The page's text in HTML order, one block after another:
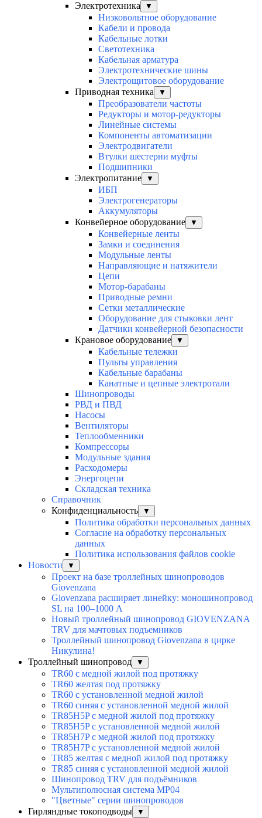
Электротехника ▼
Низковольтное оборудование
Кабели и провода
Кабельные лотки
Светотехника
Кабельная арматура
Электротехнические шины
Электрощитовое оборудование
Приводная техника
▼
Преобразователи частоты
Редукторы и мотор-редукторы
Линейные системы
Компоненты автоматизации
Электродвигатели
Втулки шестерни муфты
Подшипники
Электропитание
▼
ИБП
Электрогенераторы
Аккумуляторы
Конвейерное оборудование
▼
Конвейерные ленты
Замки и соединения
Модульные ленты
Направляющие и натяжители
Цепи
Мотор-барабаны
Приводные ремни
Сетки металлические
Оборудование для стыковки лент
Датчики конвейерной безопасности
Крановое оборудование
▼
Кабельные тележки
Пульты управления
Кабельные барабаны
Канатные и цепные электротали
Шинопроводы
РВД и ПВД
Насосы
Вентиляторы
Теплообменники
Компрессоры
Модульные здания
Расходомеры
Энергоцепи
Складская техника
Справочник
Конфиденциальность
▼
Политика обработки персональных данных
Согласие на обработку персональных
данных
Политика использования файлов cookie
Новости
▼
Проект на базе троллейных шинопроводов
Giovenzana
Giovenzana расширяет линейку: моношинопровод
SL на 100–1000 А
Новый троллейный шинопровод GIOVENZANA
TRV для мачтовых подъемников
Троллейный шинопровод Giovenzana в цирке
Никулина!
Троллейный шинопровод
▼
TR60 с медной жилой под протяжку
TR60 желтая под протяжку
TR60 с установленной медной жилой
TR60 синяя с установленной медной жилой
TR85H5P с медной жилой под протяжку
TR85H5P с установленной медной жилой
TR85H7P с медной жилой под протяжку
TR85H7P с установленной медной жилой
TR85 желтая с медной жилой под протяжку
TR85 синяя с установленной медной жилой
Шинопровод TRV для подъёмников
Мультиполюсная система MP04
"Цветные" серии шинопроводов
Гирляндные токоподводы
▼